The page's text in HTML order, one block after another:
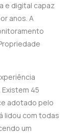
e digital capaz
anos. A
45
adotado pelo
lidou com todas
um